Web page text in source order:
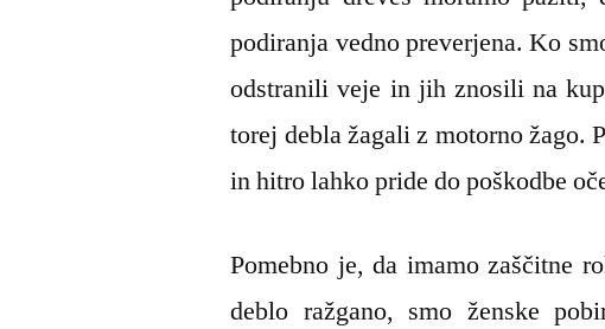
podiranja vedno preverjena. Ko
odstranili veje in jih znosili na
torej debla žagali z motorno žago.
in hitro lahko pride do poškodbe
Pomebno je, da imamo zaščitne
deblo ražgano, smo ženske